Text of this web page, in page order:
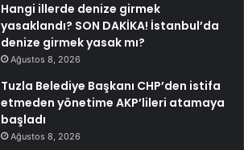
Hangi illerde denize girmek
yasaklandı? SON DAKİKA! İstanbul’da
denize girmek yasak mı?
Ağustos 8, 2026
Tuzla Belediye Başkanı CHP’den istifa
etmeden yönetime AKP’lileri atamaya
başladı
Ağustos 8, 2026